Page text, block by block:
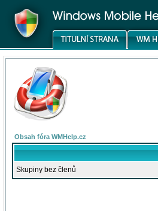
Obsah fóra WMHelp.cz
Skupiny bez členů